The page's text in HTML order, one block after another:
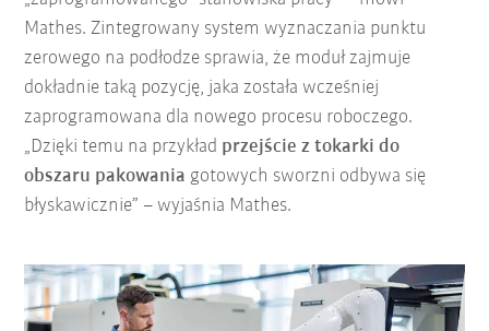
Mathes. Zintegrowany system wyznaczania punktu
zerowego na podłodze sprawia, że moduł zajmuje
dokładnie taką pozycję, jaka została wcześniej
zaprogramowana dla nowego procesu roboczego.
„Dzięki temu na przykład przejście z tokarki do
obszaru pakowania gotowych sworzni odbywa się
błyskawicznie” – wyjaśnia Mathes.